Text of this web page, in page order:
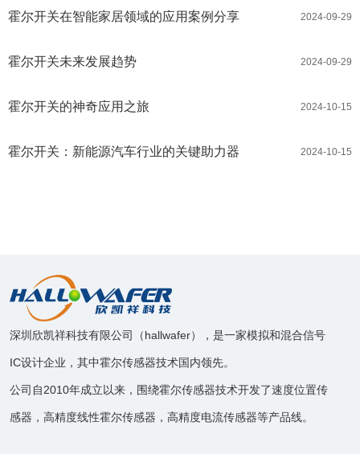
2024-09-29
霍尔开关在智能家居领域的应用案例分享
2024-09-29
霍尔开关未来发展趋势
2024-10-15
霍尔开关的神奇应用之旅
2024-10-15
霍尔开关：新能源汽车行业的关键助力器
深圳欣凯祥科技有限公司（hallwafer），是一家模拟和混合信号
IC设计企业，其中霍尔传感器技术国内领先。
公司自2010年成立以来，围绕霍尔传感器技术开发了速度位置传
感器，高精度线性霍尔传感器，高精度电流传感器等产品线。